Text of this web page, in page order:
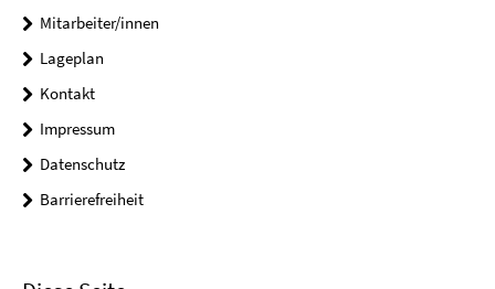
Mitarbeiter/innen
Lageplan
Kontakt
Impressum
Datenschutz
Barrierefreiheit